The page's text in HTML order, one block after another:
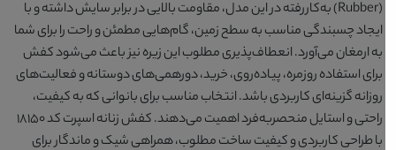
(Rubber) به‌کاررفته در این مدل، مقاومت بالایی در برابر سایش داشته و با
ایجاد چسبندگی مناسب به سطح زمین، گام‌هایی مطمئن و راحت را برای شما
به ارمغان می‌آورد. انعطاف‌پذیری مطلوب این زیره نیز باعث می‌شود کفش
برای استفاده روزمره، پیاده‌روی، خرید، دورهمی‌های دوستانه و فعالیت‌های
روزانه گزینه‌ای کاربردی باشد. انتخاب مناسب برای بانوانی که به کیفیت،
راحتی و استایل منحصربه‌فرد اهمیت می‌دهند. کفش زنانه اسپرت کد 18150
با طراحی کاربردی و کیفیت ساخت مطلوب، همراهی شیک و ماندگار برای